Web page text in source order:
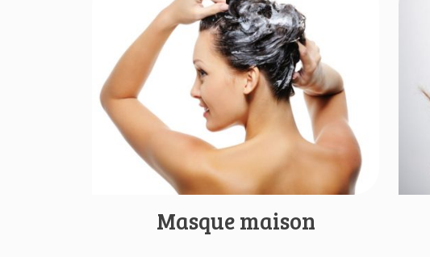
Masque maison